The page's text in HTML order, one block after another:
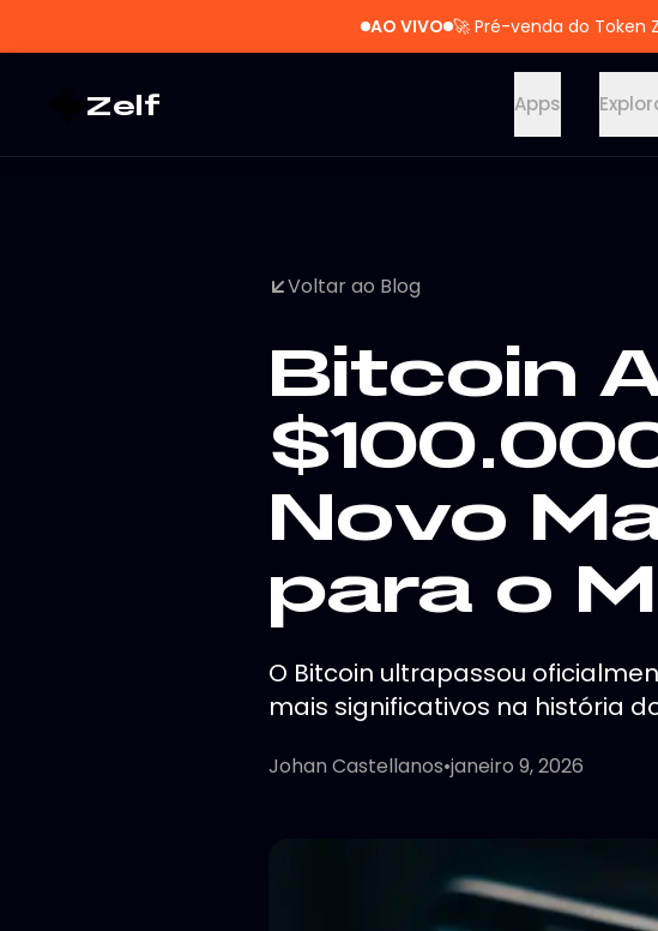
AO VIVO 🚀 Pré-venda do Token
Zelf Apps
Voltar ao Blog
Bitcoin
Novo
para o
O Bitcoin ultrapassou
mais significativos na história
Johan Castellanos•janeiro 9, 2026